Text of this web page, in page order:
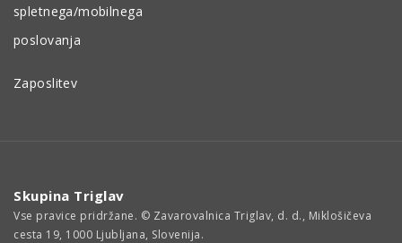
spletnega/mobilnega
poslovanja
Zaposlitev
Skupina Triglav
Vse pravice pridržane. © Zavarovalnica Triglav, d. d., Miklošičeva
cesta 19, 1000 Ljubljana, Slovenija.